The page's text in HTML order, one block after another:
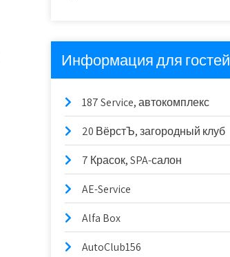
Информация для гостей
187 Service, автокомплекс
20 ВёрстЪ, загородный клуб
7 Красок, SPA-салон
AE-Service
Alfa Box
AutoClub156